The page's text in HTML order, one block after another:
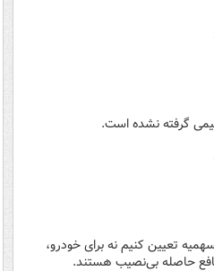
گرفته نشده است.
تعیین کنیم نه برای خودرو،